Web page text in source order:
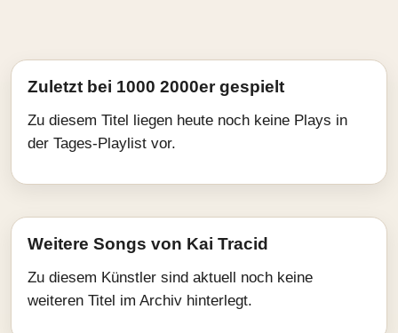
Zuletzt bei 1000 2000er gespielt
Zu diesem Titel liegen heute noch keine Plays in
der Tages-Playlist vor.
Weitere Songs von Kai Tracid
Zu diesem Künstler sind aktuell noch keine
weiteren Titel im Archiv hinterlegt.